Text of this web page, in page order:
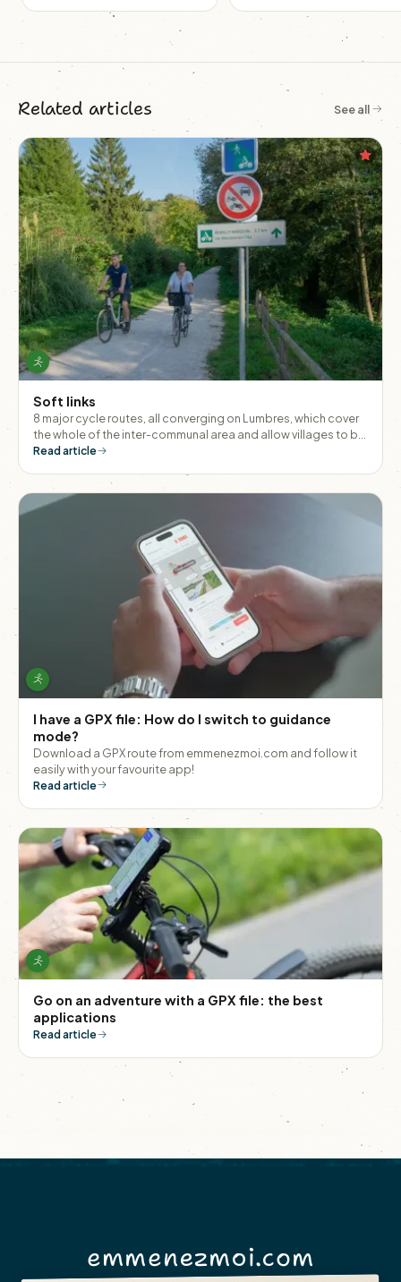
Related articles See all
Soft links
8 major cycle routes, all converging on Lumbres, which cover
the whole of the inter-communal area and allow villages to be
linked together without having to get into a car.
Read article
I have a GPX file: How do I switch to guidance
mode?
Download a GPX route from emmenezmoi.com and follow it
easily with your favourite app!
Read article
Go on an adventure with a GPX file: the best
applications
Read article
emmenezmoi.com